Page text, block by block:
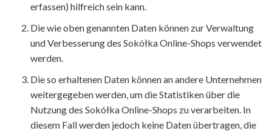
erfassen) hilfreich sein kann.
Die wie oben genannten Daten können zur Verwaltung
und Verbesserung des Sokółka Online-Shops verwendet
werden.
Die so erhaltenen Daten können an andere Unternehmen
weitergegeben werden, um die Statistiken über die
Nutzung des Sokółka Online-Shops zu verarbeiten. In
diesem Fall werden jedoch keine Daten übertragen, die